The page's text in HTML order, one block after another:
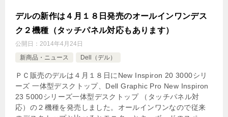
デルの新作は４月１８日発売のオールインワンデス
ク２機種（タッチパネル対応もあります）
公開日： 2014年4月24日
新商品・ニュース
Dell（デル）
ＰＣ販売のデルは４月１８日にNew Inspiron 20 3000シリ
ーズ 一体型デスクトップ、Dell Graphic Pro New Inspiron
23 5000シリーズ一体型デスクトップ （タッチパネル対
応）の２機種を発売しました。オールインワンなので従来